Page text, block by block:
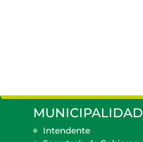
MUNICIPALIDAD
Intendente